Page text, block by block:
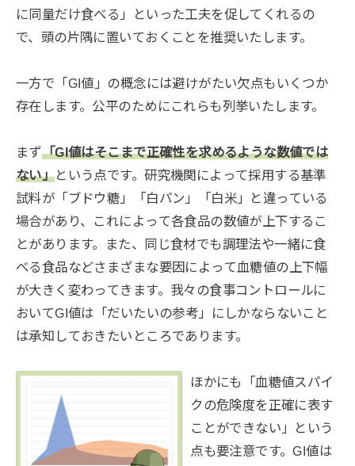
に同量だけ食べる」といった工夫を促してくれるの
で、頭の片隅に置いておくことを推奨いたします。
一方で「GI値」の概念には避けがたい欠点もいくつか
存在します。公平のためにこれらも列挙いたします。
まず「GI値はそこまで正確性を求めるような数値では
ない」という点です。研究機関によって採用する基準
試料が「ブドウ糖」「白パン」「白米」と違っている
場合があり、これによって各食品の数値が上下するこ
とがあります。また、同じ食材でも調理法や一緒に食
べる食品などさまざまな要因によって血糖値の上下幅
が大きく変わってきます。我々の食事コントロールに
おいてGI値は「だいたいの参考」にしかならないこと
は承知しておきたいところであります。
ほかにも「血糖値スパイ
クの危険度を正確に表す
ことができない」という
点も要注意です。GI値は